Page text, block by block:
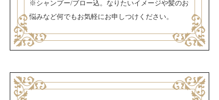
※シャンプー/ブロー込。なりたいイメージや髪のお
悩みなど何でもお気軽にお申しつけください。